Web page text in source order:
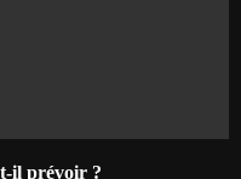
il prévoir ?